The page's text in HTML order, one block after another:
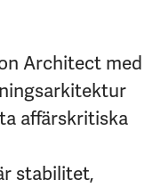
Architect med
affärskritiska
stabilitet,